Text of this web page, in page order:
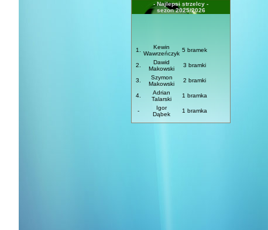
- Najlepsi strzelcy -
sezon 2025/2026
1.
Kewin
Wawrzeńczyk
5 bramek
2.
Dawid
Makowski
3 bramki
3.
Szymon
Makowski
2 bramki
4.
Adrian
Talarski
1 bramka
-
Igor
Dąbek
1 bramka